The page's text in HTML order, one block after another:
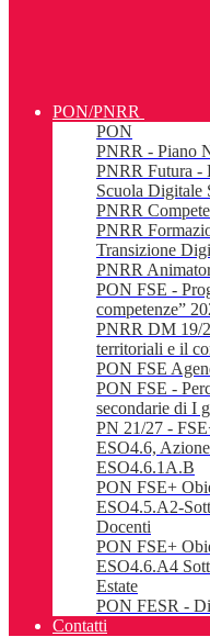
PON/PNRR
PON
PNRR - Piano
PNRR Futura -
Scuola Digitale
PNRR
PNRR
Transizione
PNRR
PON FSE -
competenze”
PNRR DM 19/
territoriali e il
PON FSE
PON FSE -
secondarie di I
PN 21/27 -
ESO4.6,
ESO4.6.1A.B
PON FSE+
ESO4.5.A2-
Docenti
PON FSE+
ESO4.6.A4
Estate
PON FESR -
Contatti